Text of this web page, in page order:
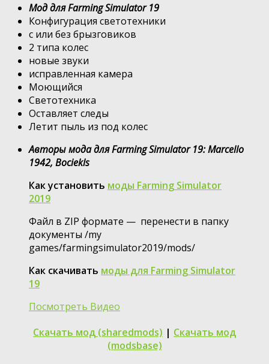
Мод для Farming Simulator 19
Конфигурация светотехники
с или без брызговиков
2 типа колес
новые звуки
исправленная камера
Моющийся
Светотехника
Оставляет следы
Летит пыль из под колес
Авторы мода для Farming Simulator 19: Marcello
1942, Bociekls
Как установить моды Farming Simulator
2019
Файл в ZIP формате — перенести в папку
документы /my
games/farmingsimulator2019/mods/
Как скачивать моды для Farming Simulator
19
Посмотреть Видео
Скачать мод (sharedmods) | Скачать мод
(modsbase)